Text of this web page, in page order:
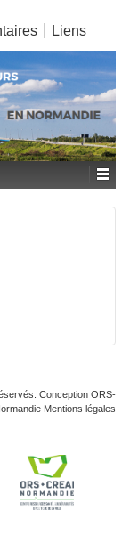
Liens
Conception ORS-
Mentions légales